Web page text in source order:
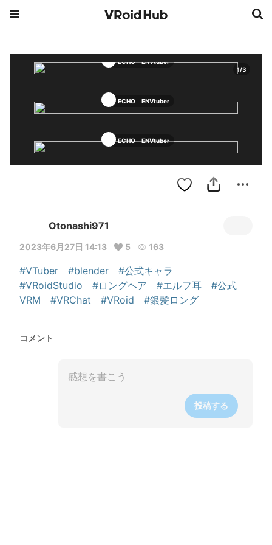
1/3
ECHO ENVtuber
ECHO ENVtuber
ECHO ENVtuber
Otonashi971
2023年6月27日 14:13 5 163
#VTuber #blender
#公式キャラ
#VRoidStudio
#ロングヘア #エルフ耳
#公式
VRM
#VRChat #VRoid #銀髪ロング
コメント
投稿する